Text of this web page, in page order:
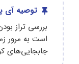
توصیه آی
است به‌ مرور
جابجایی‌های